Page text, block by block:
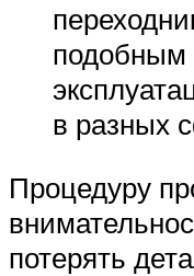
подобным
в разных
Процедуру
потерять